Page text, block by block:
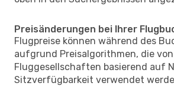
Preisänderungen bei Ihrer
Flugpreise können während des
aufgrund Preisalgorithmen, die
Fluggesellschaften basierend auf
Sitzverfügbarkeit verwendet